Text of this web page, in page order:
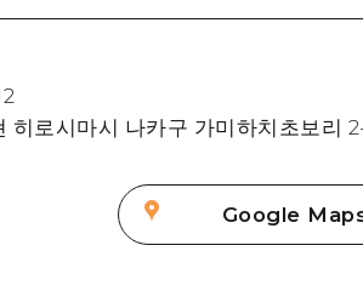
히로시마시 나카구 가미하치초보리
Google